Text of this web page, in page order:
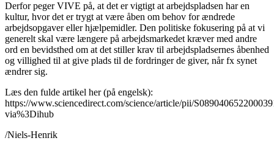
Derfor peger VIVE på, at det er vigtigt at arbejdspladsen har en
kultur, hvor det er trygt at være åben om behov for ændrede
arbejdsopgaver eller hjælpemidler. Den politiske fokusering på at vi
generelt skal være længere på arbejdsmarkedet kræver med andre
ord en bevidsthed om at det stiller krav til arbejdspladsernes åbenhed
og villighed til at give plads til de fordringer de giver, når fx synet
ændrer sig.
Læs den fulde artikel her (på engelsk):
https://www.sciencedirect.com/science/article/pii/
via%3Dihub
/Niels-Henrik